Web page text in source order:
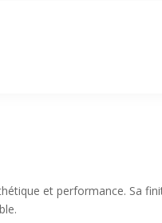
et performance. Sa